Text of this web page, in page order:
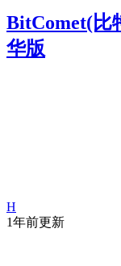
BitComet(比
华版
H
1年前更新